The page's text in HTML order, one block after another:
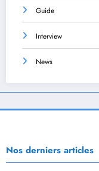
Guide
Interview
News
Nos derniers articles